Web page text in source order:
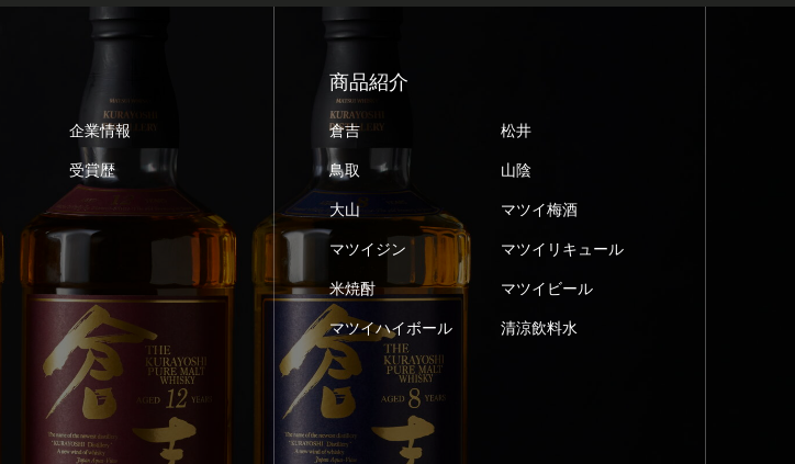
企業情報
受賞歴
商品紹介
倉吉 松井
鳥取 山陰
大山 マツイ梅酒
マツイジン マツイリキュール
米焼酎 マツイビール
マツイハイボール 清涼飲料水